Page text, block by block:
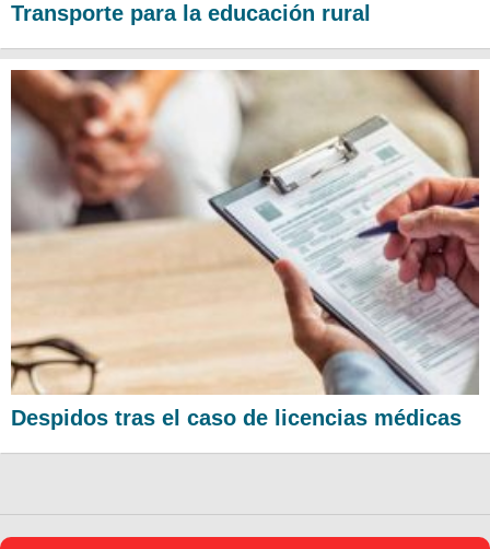
Transporte para la educación rural
Despidos tras el caso de licencias médicas